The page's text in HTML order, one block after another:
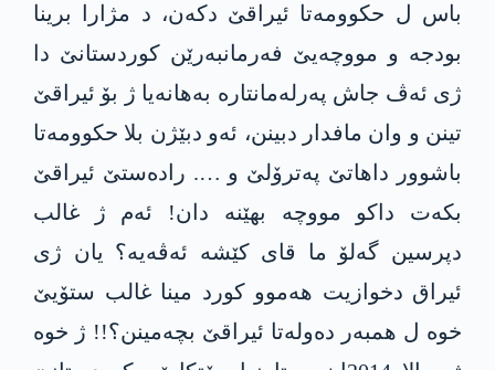
باس ل حکوومەتا ئیراقێ دکەن، د مژارا برینا
بودجە و مووچەیێ فەرمانبەرێن کوردستانێ دا
ژی ئەڤ جاش پەرلەمانتارە بەهانەیا ژ بۆ ئیراقێ
تینن و وان مافدار دبینن، ئەو دبێژن بلا حکوومەتا
باشوور داهاتێ پەترۆلێ و …. رادەستێ ئیراقێ
بکەت داکو مووچە بهێنە دان! ئەم ژ غالب
دپرسین گەلۆ ما قای کێشە ئەڤەیە؟ یان ژی
ئیراق دخوازیت هەموو کورد مینا غالب ستۆیێ
خوە ل همبەر دەولەتا ئیراقێ بچەمینن؟!! ژ خوە